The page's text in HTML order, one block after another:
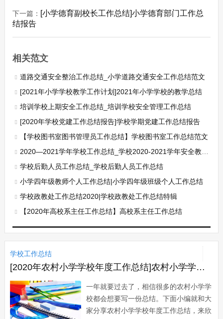
下一篇：
[小学德育副校长工作总结]小学德育部门工作总
结报告
相关范文
道路交通安全整治工作总结_小学道路交通安全工作总结范文
[2021年小学学校教学工作计划]2021年小学学校的教学总结
培训学校上期安全工作总结_培训学校安全管理工作总结
[2020年学校党建工作总结报告]学校学期党建工作总结报告
【学校图书室图书管理员工作总结】学校图书室工作总结范文
2020—2021学年学校工作总结_学校2020-2021学年安全教育工作总结
学校后勤人员工作总结_学校后勤人员工作总结
小学四年级教师个人工作总结|小学四年级班级个人工作总结
学校政教处工作总结2020|学校政教处工作总结特辑
【2020年高校系主任工作总结】高校系主任工作总结
学校工作总结
[2020年农村小学学校年度工作总结]农村小学学校年度工作总结
一年就要过去了，相信很多的农村小学学
校都会想要写一份总结。下面小编就和大
家分享农村小学学校年度工作总结，来欣